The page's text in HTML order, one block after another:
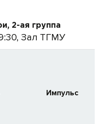
2-ая группа
Зал ТГМУ
Импульс